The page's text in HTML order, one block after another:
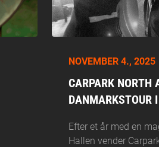
NOVEMBER 4., 2025
CARPARK NORTH
DANMARKSTOUR
Efter et år med en
Hallen vender